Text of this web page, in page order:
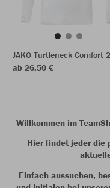
JAKO Turtleneck Comfort
ab 26,50 €
Willkommen im
Hier findet jeder die
Einfach aussuchen,